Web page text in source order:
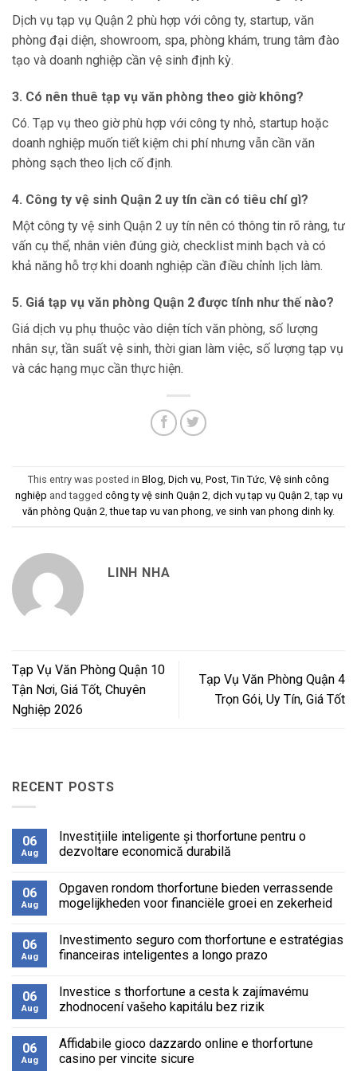
Dịch vụ tạp vụ Quận 2 phù hợp với công ty, startup, văn
phòng đại diện, showroom, spa, phòng khám, trung tâm đào
tạo và doanh nghiệp cần vệ sinh định kỳ.
3. Có nên thuê tạp vụ văn phòng theo giờ không?
Có. Tạp vụ theo giờ phù hợp với công ty nhỏ, startup hoặc
doanh nghiệp muốn tiết kiệm chi phí nhưng vẫn cần văn
phòng sạch theo lịch cố định.
4. Công ty vệ sinh Quận 2 uy tín cần có tiêu chí gì?
Một công ty vệ sinh Quận 2 uy tín nên có thông tin rõ ràng, tư
vấn cụ thể, nhân viên đúng giờ, checklist minh bạch và có
khả năng hỗ trợ khi doanh nghiệp cần điều chỉnh lịch làm.
5. Giá tạp vụ văn phòng Quận 2 được tính như thế nào?
Giá dịch vụ phụ thuộc vào diện tích văn phòng, số lượng
nhân sự, tần suất vệ sinh, thời gian làm việc, số lượng tạp vụ
và các hạng mục cần thực hiện.
This entry was posted in Blog Dịch vụ Post Tin Tức Vệ sinh công
nghiệp and tagged công ty vệ sinh Quận 2 dịch vụ tạp vụ Quận 2 ,tạp vụ
văn phòng Quận 2 ,thue tap vu van phong ve sinh van phong dinh ky.
LINH NHA
Tạp Vụ Văn Phòng Quận 10
Tận Nơi, Giá Tốt, Chuyên
Nghiệp 2026
Tạp Vụ Văn Phòng Quận 4
Trọn Gói, Uy Tín, Giá Tốt
RECENT POSTS
06
Aug
Investițiile inteligente și thorfortune pentru o
dezvoltare economică durabilă
on
Investițiile
inteligente
pentru
o
dezvoltare
06
Aug
Opgaven rondom thorfortune bieden verrassende
mogelijkheden voor financiële groei en zekerheid
on
Opgaven
rondom
verrassende
mogelijkheden
voor
en
zekerheid
06
Aug
Investimento seguro com thorfortune e estratégias
financeiras inteligentes a longo prazo
on
Investimento
seguro
e
estratégias
financeiras
06
Aug
Investice s thorfortune a cesta k zajímavému
zhodnocení vašeho kapitálu bez rizik
on
Investice
s
06
Aug
Affidabile gioco dazzardo online e thorfortune
casino per vincite sicure